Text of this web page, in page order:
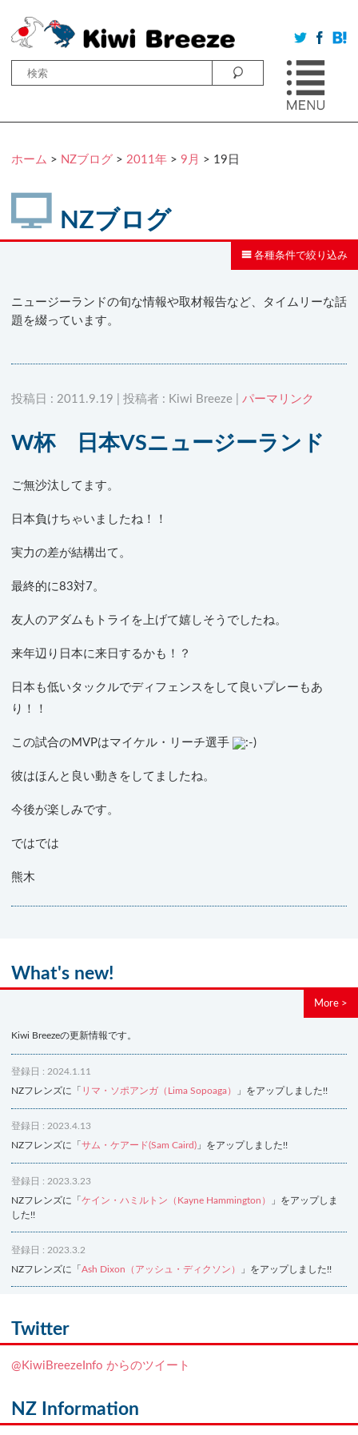
ホーム > NZブログ > 2011年 > 9月 > 19日
NZブログ
各種条件で絞り込み
ニュージーランドの旬な情報や取材報告など、タイムリーな話
題を綴っています。
投稿日 : 2011.9.19 | 投稿者 : Kiwi Breeze | パーマリンク
W杯 日本VSニュージーランド
ご無沙汰してます。
日本負けちゃいましたね！！
実力の差が結構出て。
最終的に83対7。
友人のアダムもトライを上げて嬉しそうでしたね。
来年辺り日本に来日するかも！？
日本も低いタックルでディフェンスをして良いプレーもあ
り！！
この試合のMVPはマイケル・リーチ選手
彼はほんと良い動きをしてましたね。
今後が楽しみです。
ではでは
熊木
What's new!
More >
Kiwi Breezeの更新情報です。
登録日 : 2024.1.11
NZフレンズに「 リマ・ソポアンガ（Lima Sopoaga） 」をアップしました!!
登録日 : 2023.4.13
NZフレンズに「 サム・ケアード(Sam Caird) 」をアップしました!!
登録日 : 2023.3.23
NZフレンズに「 ケイン・ハミルトン（Kayne Hammington）
」をアップしま
した!!
登録日 : 2023.3.2
NZフレンズに「 Ash Dixon（アッシュ・ディクソン） 」をアップしました!!
NZフレンズに「
登録日 : 2019.4.10
登録日 : 2019.2.28
Twitter
@KiwiBreezeInfo からのツイート
NZ Information